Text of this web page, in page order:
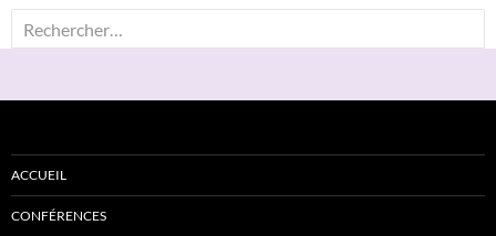
Rechercher :
ACCUEIL
CONFÉRENCES